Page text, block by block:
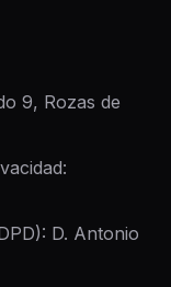
9, Rozas de
D. Antonio